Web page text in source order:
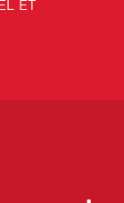
ET